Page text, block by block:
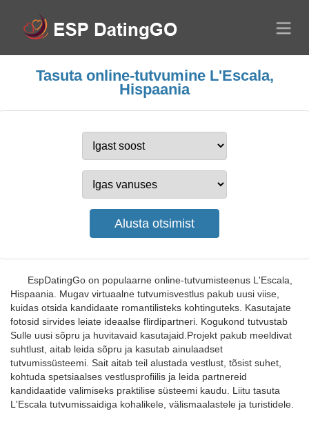
Tasuta online-tutvumine L'Escala,
Hispaania
EspDatingGo on populaarne online-tutvumisteenus L'Escala,
Hispaania. Mugav virtuaalne tutvumisvestlus pakub uusi viise,
kuidas otsida kandidaate romantilisteks kohtinguteks. Kasutajate
fotosid sirvides leiate ideaalse flirdipartneri. Kogukond tutvustab
Sulle uusi sõpru ja huvitavaid kasutajaid.Projekt pakub meeldivat
suhtlust, aitab leida sõpru ja kasutab ainulaadset
tutvumissüsteemi. Sait aitab teil alustada vestlust, tõsist suhet,
kohtuda spetsiaalses vestlusprofiilis ja leida partnereid
kandidaatide valimiseks praktilise süsteemi kaudu. Liitu tasuta
L'Escala tutvumissaidiga kohalikele, välismaalastele ja turistidele.